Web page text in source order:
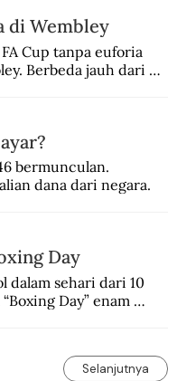
di Wembley
Cup tanpa euforia
Berbeda jauh dari
bermunculan.
dana dari negara.
Day
dalam sehari dari 10
Day” enam
Selanjutnya